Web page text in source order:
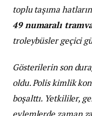
toplu taşıma
49 numaralı
troleybüsler geçici
Gösterilerin son
oldu. Polis kimlik
boşalttı. Yetkililer,